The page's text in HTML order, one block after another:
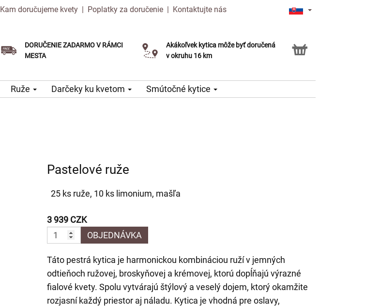
Kam doručujeme kvety | Poplatky za doručenie | Kontaktujte nás
DORUČENIE ZADARMO V RÁMCI
MESTA
Akákoľvek kytica môže byť doručená
v okruhu 16 km
Služba Click & Collect
Ruže Darčeky ku kvetom Smútočné kytice
Pastelové ruže
25 ks ruže, 10 ks limonium, mašľa
3 939 CZK
OBJEDNÁVKA
Táto pestrá kytica je harmonickou kombináciou ruží v jemných
odtieňoch ružovej, broskyňovej a krémovej, ktorú dopĺňajú výrazné
fialové kvety. Spolu vytvárajú štýlový a veselý dojem, ktorý okamžite
rozjasní každý priestor aj náladu. Kytica je vhodná pre oslavy,